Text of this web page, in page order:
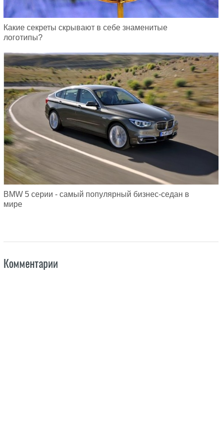
Какие секреты скрывают в себе знаменитые
логотипы?
BMW 5 серии - самый популярный бизнес-седан в
мире
Комментарии